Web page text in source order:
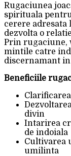
Rugaciunea
spirituala
cerere adresata
dezvolta o
Prin rugaciune,
mintile catre
discernamant
Beneficiile
divin
Intarirea
de indoiala
Cultivarea
umilinta